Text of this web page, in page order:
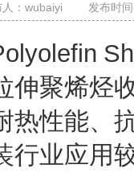
： wubaiyi 发布时
伸聚烯烃
热性能、
行业应用